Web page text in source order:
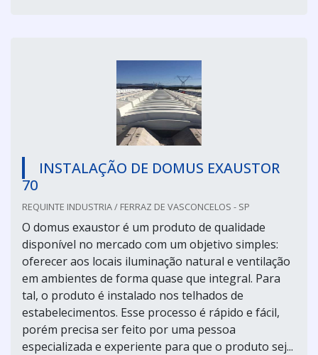
INSTALAÇÃO DE DOMUS EXAUSTOR
70
REQUINTE INDUSTRIA / FERRAZ DE VASCONCELOS - SP
O domus exaustor é um produto de qualidade
disponível no mercado com um objetivo simples:
oferecer aos locais iluminação natural e ventilação
em ambientes de forma quase que integral. Para
tal, o produto é instalado nos telhados de
estabelecimentos. Esse processo é rápido e fácil,
porém precisa ser feito por uma pessoa
especializada e experiente para que o produto sej...